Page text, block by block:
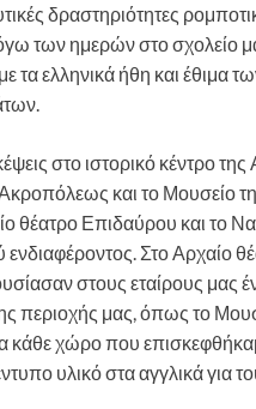
δραστηριότητες
των ημερών στο σχολείο
τα ελληνικά ήθη και έθιμα
στο ιστορικό κέντρο
και το Μουσείο
θέατρο Επιδαύρου και το
ενδιαφέροντος. Στο Αρχαίο
στους εταίρους μας
περιοχής μας, όπως το
χώρο που
υλικό στα αγγλικά για